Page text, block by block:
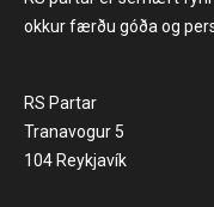
okkur færðu góða og
RS Partar
Tranavogur 5
104 Reykjavík